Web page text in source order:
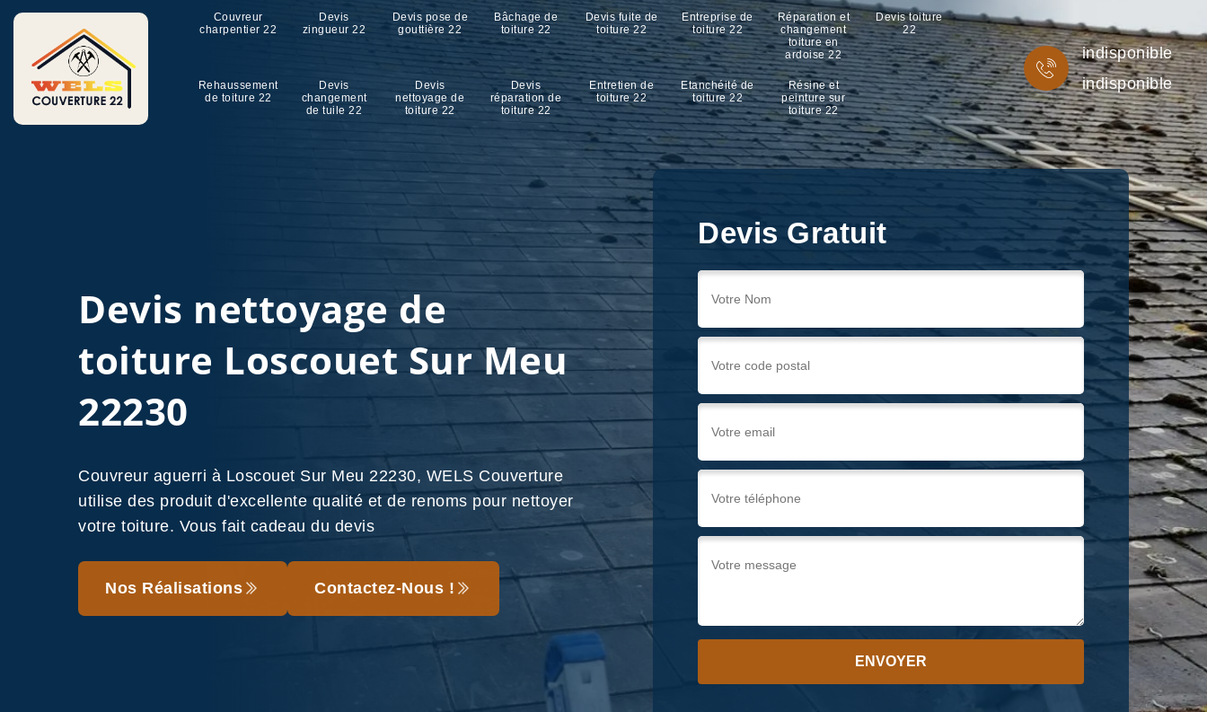
Couvreur
charpentier 22
Devis
zingueur 22
Devis pose de
gouttière 22
Bâchage de
toiture 22
Devis fuite de
toiture 22
Entreprise de
toiture 22
Réparation et
changement
toiture en
ardoise 22
Devis toiture
22
Rehaussement
de toiture 22
Devis
changement
de tuile 22
Devis
nettoyage de
toiture 22
Devis
réparation de
toiture 22
Entretien de
toiture 22
Etanchéité de
toiture 22
Résine et
peinture sur
toiture 22
indisponible
indisponible
Devis nettoyage de
toiture Loscouet Sur Meu
22230
Couvreur aguerri à Loscouet Sur Meu 22230, WELS Couverture
utilise des produit d'excellente qualité et de renoms pour nettoyer
votre toiture. Vous fait cadeau du devis
Nos Réalisations Contactez-Nous !
Devis Gratuit